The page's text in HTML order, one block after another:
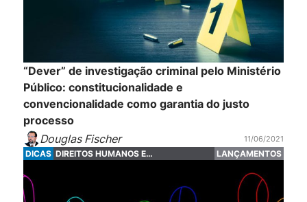
“Dever” de investigação criminal pelo Ministério
Público: constitucionalidade e
convencionalidade como garantia do justo
processo
Douglas Fischer
11/06/2021
DICAS DIREITOS HUMANOS E
LANÇAMENTOS